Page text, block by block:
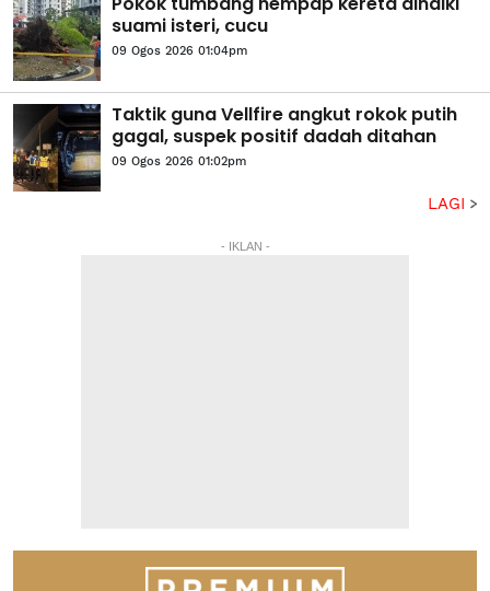
suami isteri, cucu
09 Ogos 2026 01:04pm
Taktik guna Vellfire angkut rokok putih
gagal, suspek positif dadah ditahan
09 Ogos 2026 01:02pm
LAGI
- IKLAN -